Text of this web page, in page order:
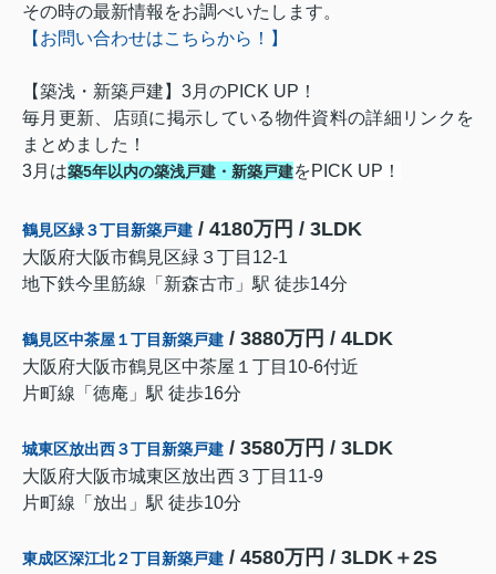
その時の最新情報 をお調べいたします。
【お問い合わせはこちらから！】
【築浅・新築戸建】3月のPICK UP！
毎月更新、店頭に掲示している物件資料の詳細リンクを
まとめました！
3月は築5年以内の築浅戸建・新築戸建をPICK UP！
鶴見区緑３丁目新築戸建 / 4180万円 / 3LDK
大阪府大阪市鶴見区緑３丁目12-1
地下鉄今里筋線「新森古市」駅 徒歩14分
鶴見区中茶屋１丁目新築戸建 / 3880万円 / 4LDK
大阪府大阪市鶴見区中茶屋１丁目10-6付近
片町線「徳庵」駅 徒歩16分
城東区放出西３丁目新築戸建 / 3580万円 / 3LDK
大阪府大阪市城東区放出西３丁目11-9
片町線「放出」駅 徒歩10分
東成区深江北２丁目新築戸建 / 4580万円 / 3LDK＋2S